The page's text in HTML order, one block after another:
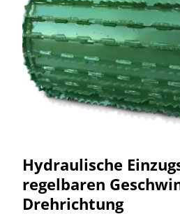
Hydraulische
regelbaren
Drehrichtung